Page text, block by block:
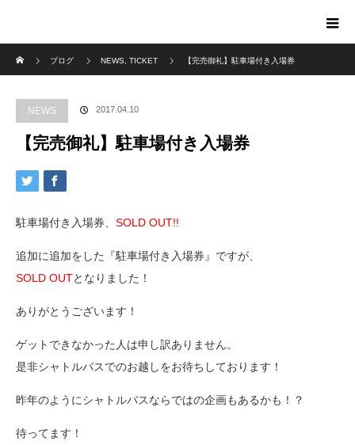
ブログ
NEWS TICKET 【完売御礼】駐車場付き入場券
NEWS 2017.04.10
【完売御礼】駐車場付き入場券
駐車場付き入場券、 SOLD OUT!!
追加に追加をした『駐車場付き入場券』ですが、
SOLD OUTとなりました！
ありがとうございます！
ゲットできなかった人は申し訳ありません。
是非シャトルバスでのお越しをお待ちしております！
昨年のようにシャトルバスならではの企画もあるかも！？
待ってます！